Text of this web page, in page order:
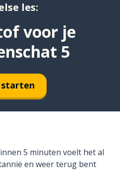
les:
voor je
5
starten
5 minuten voelt het al
en weer terug bent